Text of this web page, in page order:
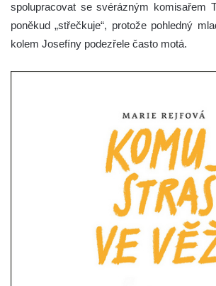
spolupracovat se svérázným komisařem
poněkud „střečkuje“, protože pohledný
kolem Josefíny podezřele často motá.